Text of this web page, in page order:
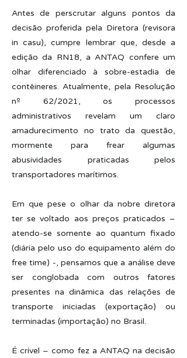
Antes de perscrutar alguns pontos da
decisão proferida pela Diretora (revisora
in casu), cumpre lembrar que, desde a
edição da RN18, a ANTAQ confere um
olhar diferenciado à sobre-estadia de
contêineres. Atualmente, pela Resolução
nº 62/2021, os processos
administrativos revelam um claro
amadurecimento no trato da questão,
mormente para frear algumas
abusividades praticadas pelos
transportadores marítimos.
Em que pese o olhar da nobre diretora
ter se voltado aos preços praticados –
atendo-se somente ao quantum fixado
(diária pelo uso do equipamento além do
free time) -, pensamos que a análise deve
ser conglobada com outros fatores
presentes na dinâmica das relações de
transporte iniciadas (exportação) ou
terminadas (importação) no Brasil.
É crível – como fez a ANTAQ na decisão